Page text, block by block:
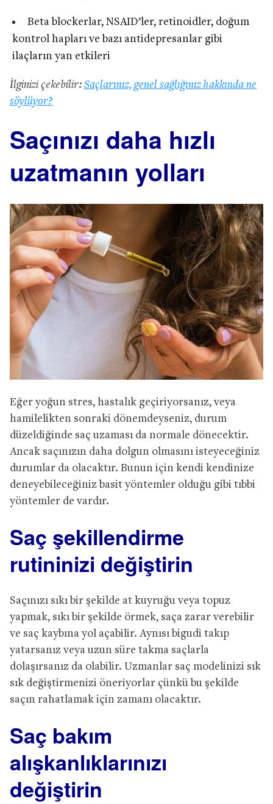
Beta blockerlar, NSAID’ler, retinoidler, doğum
kontrol hapları ve bazı antidepresanlar gibi
ilaçların yan etkileri
İlginizi çekebilir: Saçlarınız, genel sağlığınız hakkında ne
söylüyor?
Saçınızı daha hızlı
uzatmanın yolları
Eğer yoğun stres, hastalık geçiriyorsanız, veya
hamilelikten sonraki dönemdeyseniz, durum
düzeldiğinde saç uzaması da normale dönecektir.
Ancak saçınızın daha dolgun olmasını isteyeceğiniz
durumlar da olacaktır. Bunun için kendi kendinize
deneyebileceğiniz basit yöntemler olduğu gibi tıbbi
yöntemler de vardır.
Saç şekillendirme
rutininizi değiştirin
Saçınızı sıkı bir şekilde at kuyruğu veya topuz
yapmak, sıkı bir şekilde örmek, saça zarar verebilir
ve saç kaybına yol açabilir. Aynısı bigudi takıp
yatarsanız veya uzun süre takma saçlarla
dolaşırsanız da olabilir. Uzmanlar saç modelinizi sık
sık değiştirmenizi öneriyorlar çünkü bu şekilde
saçın rahatlamak için zamanı olacaktır.
Saç bakım
alışkanlıklarınızı
değiştirin